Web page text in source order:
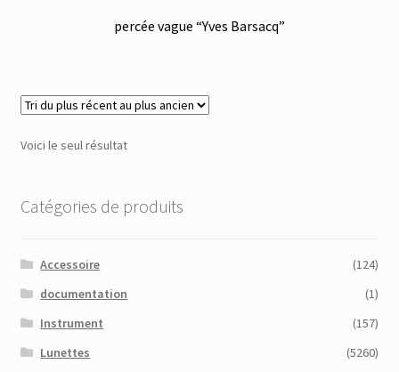
percée vague “Yves Barsacq”
Voici le seul résultat
Catégories de produits
Accessoire
(124)
documentation
(1)
Instrument
(157)
Lunettes
(5260)